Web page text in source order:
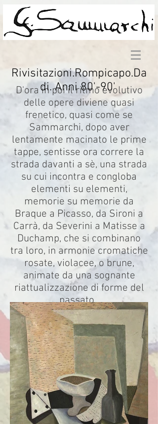
D'ora in poi il ritmo evolutivo
delle opere diviene quasi
frenetico, quasi come se
Sammarchi, dopo aver
lentamente macinato le prime
tappe, sentisse ora correre la
strada davanti a sè, una strada
su cui incontra e congloba
elementi su elementi,
memorie su memorie da
Braque a Picasso, da Sironi a
Carrà, da Severini a Matisse a
Duchamp, che si combinano
tra loro, in armonie cromatiche
rosate, violacee, o brune,
animate da una sognante
riattualizzazione di forme del
passato.
Rivisitazioni.Rompicapo.Da
di. Anni 80'-90'